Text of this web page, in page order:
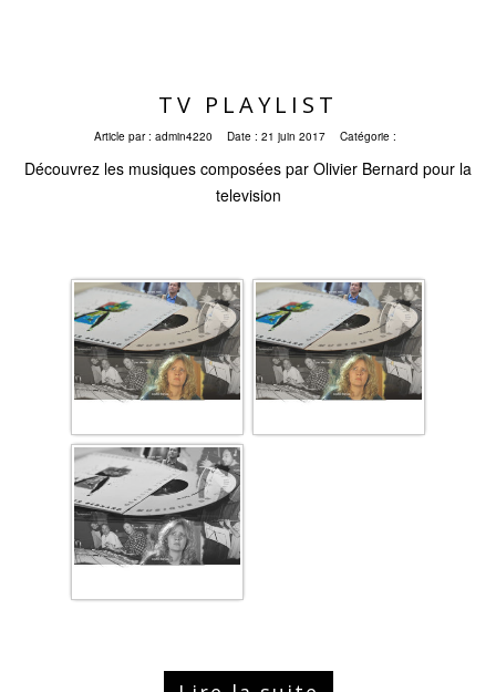
TV PLAYLIST
Article par : admin4220 Date : 21 juin 2017 Catégorie :
Découvrez les musiques composées par Olivier Bernard pour la
television